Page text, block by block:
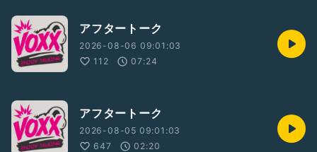
アフタートーク
2026-08-06 09:01:03
112
07:24
アフタートーク
2026-08-05 09:01:03
647
02:20